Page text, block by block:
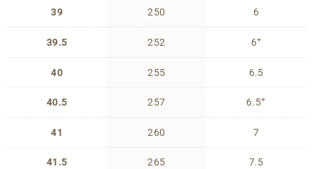
39
39.5
40
40.5
41
41.5
250
252
255
257
260
265
6
6+
6.5
6.5+
7
7.5